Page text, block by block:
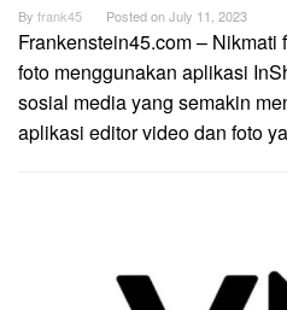
By frank45 Posted onJuly 11, 2023
Frankenstein45.com –
foto menggunakan aplikasi
sosial media yang semakin
aplikasi editor video dan foto